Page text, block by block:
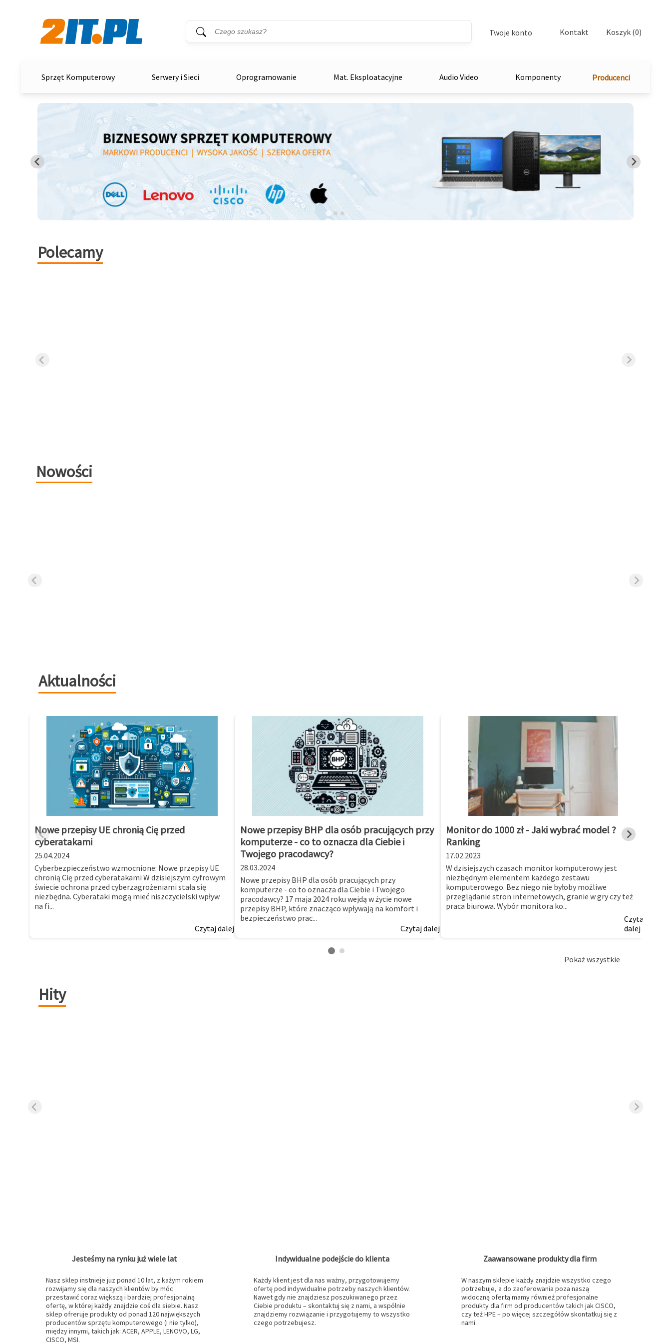
Wyszukiwarka
Słowo kluczowe
Twoje konto Kontakt Koszyk (0)
Sprzęt Komputerowy Serwery i Sieci Oprogramowanie Mat. Eksploatacyjne Audio Video Komponenty Producenci
Polecamy
Nowości
Aktualności
Nowe przepisy UE chronią Cię przed
cyberatakami
25.04.2024
Cyberbezpieczeństwo wzmocnione: Nowe przepisy UE
chronią Cię przed cyberatakami W dzisiejszym cyfrowym
świecie ochrona przed cyberzagrożeniami stała się
niezbędna. Cyberataki mogą mieć niszczycielski wpływ
na fi...
Czytaj dalej
Nowe przepisy BHP dla osób pracujących przy
komputerze - co to oznacza dla Ciebie i
Twojego pracodawcy?
28.03.2024
Nowe przepisy BHP dla osób pracujących przy
komputerze - co to oznacza dla Ciebie i Twojego
pracodawcy? 17 maja 2024 roku wejdą w życie nowe
przepisy BHP, które znacząco wpływają na komfort i
bezpieczeństwo prac...
Czytaj dalej
Monitor do 1000 zł - Jaki wybrać model ?
Ranking
17.02.2023
W dzisiejszych czasach monitor komputerowy jest
niezbędnym elementem każdego zestawu
komputerowego. Bez niego nie byłoby możliwe
przeglądanie stron internetowych, granie w gry czy też
praca biurowa. Wybór monitora ko...
Czytaj
dalej
Pokaż wszystkie
Hity
Jesteśmy na rynku już wiele lat
Nasz sklep instnieje juz ponad 10 lat, z każym rokiem
rozwijamy się dla naszych klientów by móc
przestawić coraz większą i bardziej profesjonalną
ofertę, w której każdy znajdzie coś dla siebie. Nasz
sklep ofreruje produkty od ponad 120 największych
producentów sprzętu komputerowego (i nie tylko),
między innymi, takich jak: ACER, APPLE, LENOVO, LG,
CISCO, MSI.
Indywidualne podejście do klienta
Każdy klient jest dla nas ważny, przygotowujemy
ofertę pod indywidualne potrzeby naszych klientów.
Nawet gdy nie znajdziesz poszukiwanego przez
Ciebie produktu – skontaktuj się z nami, a wspólnie
znajdziemy rozwiązanie i przygotujemy to wszystko
czego potrzebujesz.
Zaawansowane produkty dla firm
W naszym sklepie każdy znajdzie wszystko czego
potrzebuje, a do zaoferowania poza naszą
widoczną ofertą mamy również profesjonalne
produkty dla firm od producentów takich jak CISCO,
czy też HPE – po więcej szczegółów skontatkuj się z
nami.